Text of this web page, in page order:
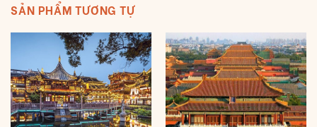
SẢN PHẨM TƯƠNG TỰ